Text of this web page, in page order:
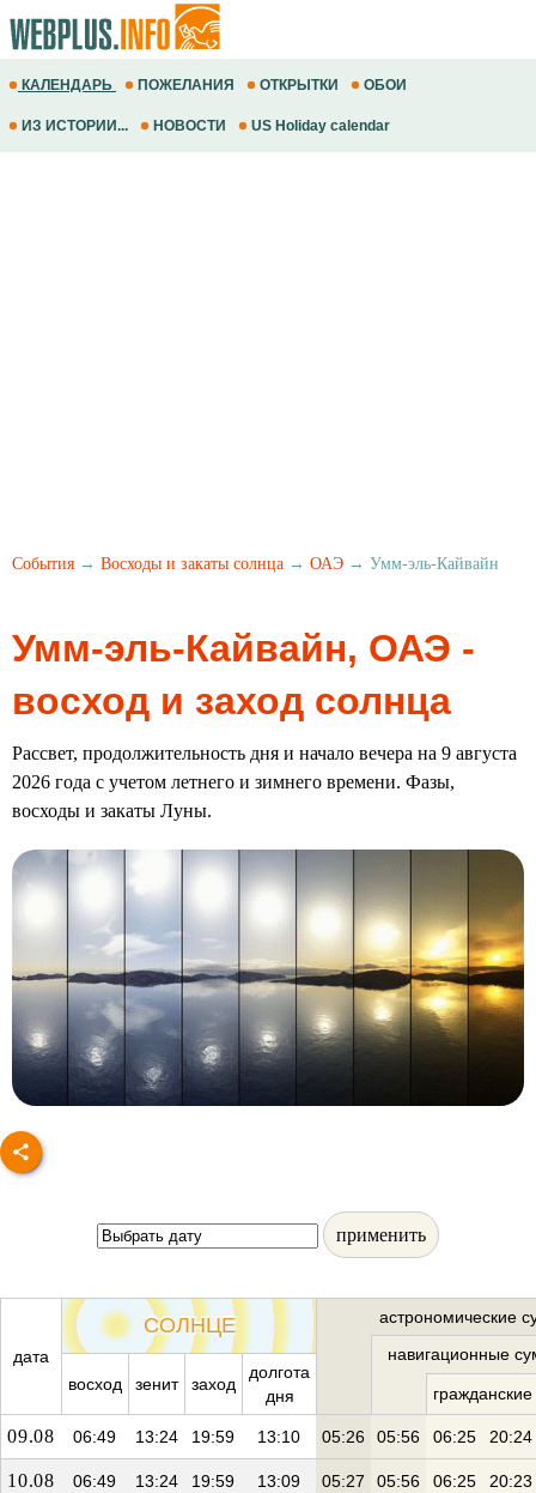
КАЛЕНДАРЬ ПОЖЕЛАНИЯ ОТКРЫТКИ ОБОИ
ИЗ ИСТОРИИ... НОВОСТИ US Holiday calendar
События → Восходы и закаты солнца → ОАЭ → Умм-эль-Кайвайн
Умм-эль-Кайвайн, ОАЭ -
восход и заход солнца
Рассвет, продолжительность дня и начало вечера на 9 августа
2026 года с учетом летнего и зимнего времени. Фазы,
восходы и закаты Луны.
применить
дата
СОЛНЦЕ
астрономические
навигационные
восход
зенит заход
долгота
дня
гражданские
09.08 06:49 13:24 19:59 13:10 05:26 05:56 06:25 20:24
10.08 06:49 13:24 19:59 13:09 05:27 05:56 06:25 20:23